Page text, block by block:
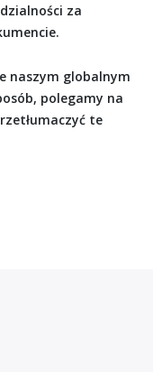
za
naszym globalnym
polegamy na
te